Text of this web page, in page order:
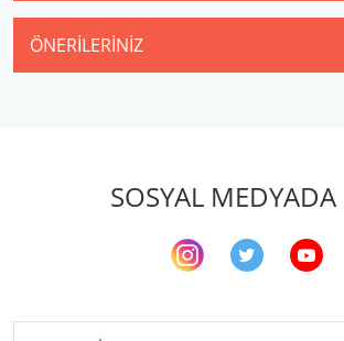
ÖNERILERINIZ
SOSYAL MEDYADA